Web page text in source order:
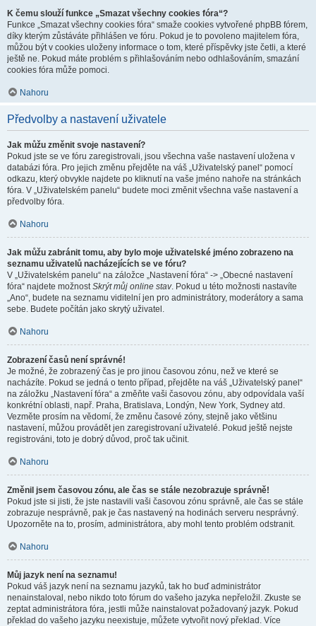
K čemu slouží funkce „Smazat všechny cookies fóra“?
Funkce „Smazat všechny cookies fóra“ smaže cookies vytvořené phpBB fórem,
díky kterým zůstáváte přihlášen ve fóru. Pokud je to povoleno majitelem fóra,
můžou být v cookies uloženy informace o tom, které příspěvky jste četli, a které
ještě ne. Pokud máte problém s přihlašováním nebo odhlašováním, smazání
cookies fóra může pomoci.
Nahoru
Předvolby a nastavení uživatele
Jak můžu změnit svoje nastavení?
Pokud jste se ve fóru zaregistrovali, jsou všechna vaše nastavení uložena v
databázi fóra. Pro jejich změnu přejděte na váš „Uživatelský panel“ pomocí
odkazu, který obvykle najdete po kliknutí na vaše jméno nahoře na stránkách
fóra. V „Uživatelském panelu“ budete moci změnit všechna vaše nastavení a
předvolby fóra.
Nahoru
Jak můžu zabránit tomu, aby bylo moje uživatelské jméno zobrazeno na
seznamu uživatelů nacházejících se ve fóru?
V „Uživatelském panelu“ na záložce „Nastavení fóra“ -> „Obecné nastavení
fóra“ najdete možnostSkrýt můj online stav. Pokud u této možnosti nastavíte
„Ano“, budete na seznamu viditelní jen pro administrátory, moderátory a sama
sebe. Budete počítán jako skrytý uživatel.
Nahoru
Zobrazení časů není správné!
Je možné, že zobrazený čas je pro jinou časovou zónu, než ve které se
nacházíte. Pokud se jedná o tento případ, přejděte na váš „Uživatelský panel“
na záložku „Nastavení fóra“ a změňte vaši časovou zónu, aby odpovídala vaší
konkrétní oblasti, např. Praha, Bratislava, Londýn, New York, Sydney atd.
Vezměte prosím na vědomí, že změnu časové zóny, stejně jako většinu
nastavení, můžou provádět jen zaregistrovaní uživatelé. Pokud ještě nejste
registrováni, toto je dobrý důvod, proč tak učinit.
Nahoru
Změnil jsem časovou zónu, ale čas se stále nezobrazuje správně!
Pokud jste si jisti, že jste nastavili vaši časovou zónu správně, ale čas se stále
zobrazuje nesprávně, pak je čas nastavený na hodinách serveru nesprávný.
Upozorněte na to, prosím, administrátora, aby mohl tento problém odstranit.
Nahoru
Můj jazyk není na seznamu!
Pokud váš jazyk není na seznamu jazyků, tak ho buď administrátor
nenainstaloval, nebo nikdo toto fórum do vašeho jazyka nepřeložil. Zkuste se
zeptat administrátora fóra, jestli může nainstalovat požadovaný jazyk. Pokud
překlad do vašeho jazyku neexistuje, můžete vytvořit nový překlad. Více